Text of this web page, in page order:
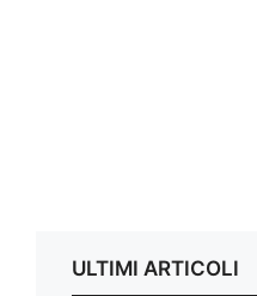
ULTIMI ARTICOLI